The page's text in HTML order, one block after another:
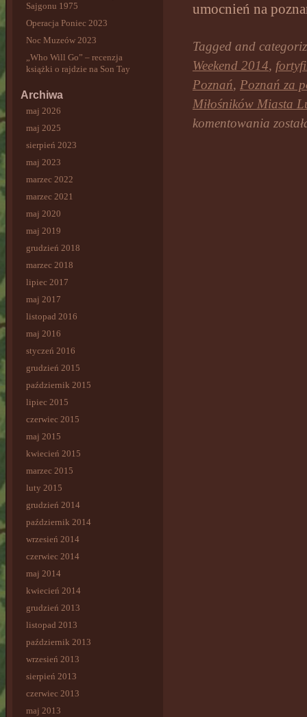
Sajgonu 1975
Operacja Poniec 2023
Noc Muzeów 2023
„Who Will Go” – recenzja
książki o rajdzie na Son Tay
Archiwa
maj 2026
maj 2025
sierpień 2023
maj 2023
marzec 2022
marzec 2021
maj 2020
maj 2019
grudzień 2018
marzec 2018
lipiec 2017
maj 2017
listopad 2016
maj 2016
styczeń 2016
grudzień 2015
październik 2015
lipiec 2015
czerwiec 2015
maj 2015
kwiecień 2015
marzec 2015
luty 2015
grudzień 2014
październik 2014
wrzesień 2014
czerwiec 2014
maj 2014
kwiecień 2014
grudzień 2013
listopad 2013
październik 2013
wrzesień 2013
sierpień 2013
czerwiec 2013
maj 2013
umocnień na
Tagged and
Weekend 2014,
Poznań, Poznań za
Miłośników Miasta
komentowania Forteczny